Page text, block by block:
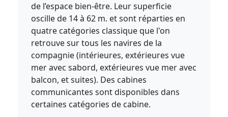
de l’espace bien-être. Leur superficie
oscille de 14 à 62 m. et sont réparties en
quatre catégories classique que l'on
retrouve sur tous les navires de la
compagnie (intérieures, extérieures vue
mer avec sabord, extérieures vue mer avec
balcon, et suites). Des cabines
communicantes sont disponibles dans
certaines catégories de cabine.